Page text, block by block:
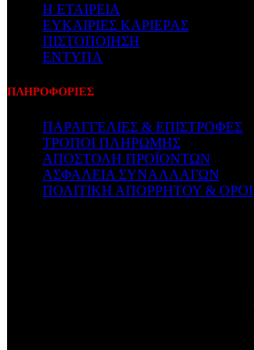
Η ΕΤΑΙΡΕΙΑ
ΕΥΚΑΙΡΙΕΣ ΚΑΡΙΕΡΑΣ
ΠΙΣΤΟΠΟΙΗΣΗ
ΕΝΤΥΠΑ
ΠΛΗΡΟΦΟΡΙΕΣ
ΠΑΡΑΓΓΕΛΙΕΣ & ΕΠΙΣΤΡΟΦΕΣ
ΤΡΟΠΟΙ ΠΛΗΡΩΜΗΣ
ΑΠΟΣΤΟΛΗ ΠΡΟΪΟΝΤΩΝ
ΑΣΦΑΛΕΙΑ ΣΥΝΑΛΛΑΓΩΝ
ΠΟΛΙΤΙΚΗ ΑΠΟΡΡΗΤΟΥ & ΟΡΟΙ